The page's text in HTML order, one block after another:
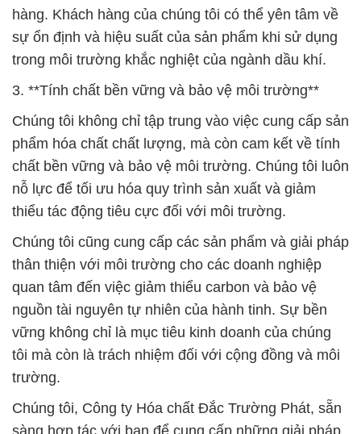
Chúng tôi không chỉ tập trung vào việc cung cấp sản
phẩm hóa chất chất lượng, mà còn cam kết về tính
chất bền vững và bảo vệ môi trường. Chúng tôi luôn
nỗ lực để tối ưu hóa quy trình sản xuất và giảm
thiểu tác động tiêu cực đối với môi trường.
Chúng tôi cũng cung cấp các sản phẩm và giải pháp
thân thiện với môi trường cho các doanh nghiệp
quan tâm đến việc giảm thiểu carbon và bảo vệ
nguồn tài nguyên tự nhiên của hành tinh. Sự bền
vững không chỉ là mục tiêu kinh doanh của chúng
tôi mà còn là trách nhiệm đối với cộng đồng và môi
trường.
Chúng tôi, Công ty Hóa chất Đắc Trường Phát, sẵn
sàng hợp tác với bạn để cung cấp những giải pháp
hóa chất tốt nhất cho nhu cầu của bạn. Đối với mọi
dự án và mục tiêu, chúng tôi luôn là đối tác tin cậy
của bạn trong việc cung cấp các sản phẩm và dịch
vụ hóa chất chất lượng hàng đầu.